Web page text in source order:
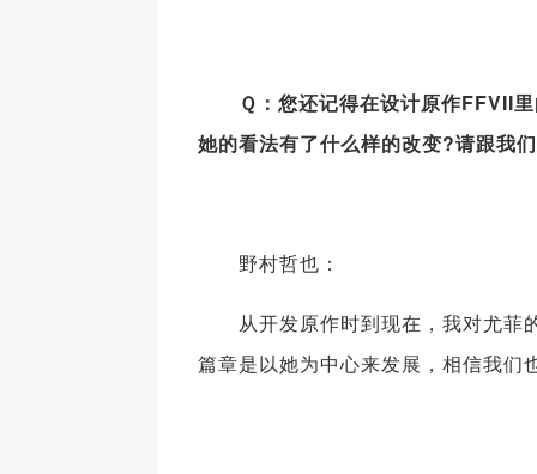
Ｑ：您还记得在设计原作FFVII里
她的看法有了什么样的改变?请跟我
野村哲也：
从开发原作时到现在，我对尤菲
篇章是以她为中心来发展，相信我们